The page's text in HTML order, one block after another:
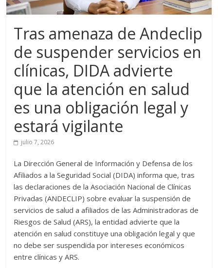
Tras amenaza de Andeclip
de suspender servicios en
clínicas, DIDA advierte
que la atención en salud
es una obligación legal y
estará vigilante
julio 7, 2026
La Dirección General de Información y Defensa de los
Afiliados a la Seguridad Social (DIDA) informa que, tras
las declaraciones de la Asociación Nacional de Clínicas
Privadas (ANDECLIP) sobre evaluar la suspensión de
servicios de salud a afiliados de las Administradoras de
Riesgos de Salud (ARS), la entidad advierte que la
atención en salud constituye una obligación legal y que
no debe ser suspendida por intereses económicos
entre clínicas y ARS.